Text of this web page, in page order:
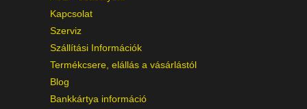
Kapcsolat
Szerviz
Szállítási Információk
Termékcsere, elállás a vásárlástól
Blog
Bankkártya információ